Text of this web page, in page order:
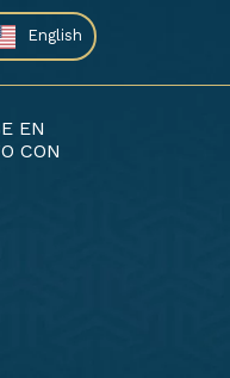
English
EN
CON